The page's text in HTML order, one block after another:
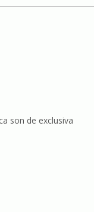
son de exclusiva